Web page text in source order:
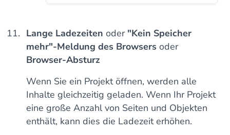
Lange Ladezeiten oder "Kein Speicher
mehr"-Meldung des Browsers oder
Browser-Absturz
Wenn Sie ein Projekt öffnen, werden alle
Inhalte gleichzeitig geladen. Wenn Ihr Projekt
eine große Anzahl von Seiten und Objekten
enthält, kann dies die Ladezeit erhöhen.